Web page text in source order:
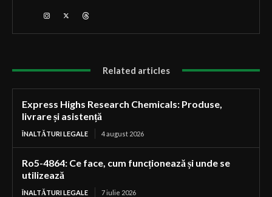
Related articles
Express Highs Research Chemicals: Produse,
livrare și asistență
ÎNALTĂTURI LEGALE 4 august 2026
Ro5-4864: Ce face, cum funcționează și unde se
utilizează
ÎNALTĂTURI LEGALE 7 iulie 2026